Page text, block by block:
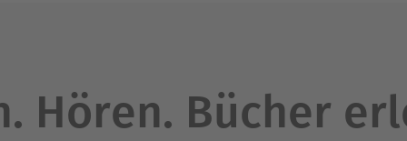
Hören. Bücher